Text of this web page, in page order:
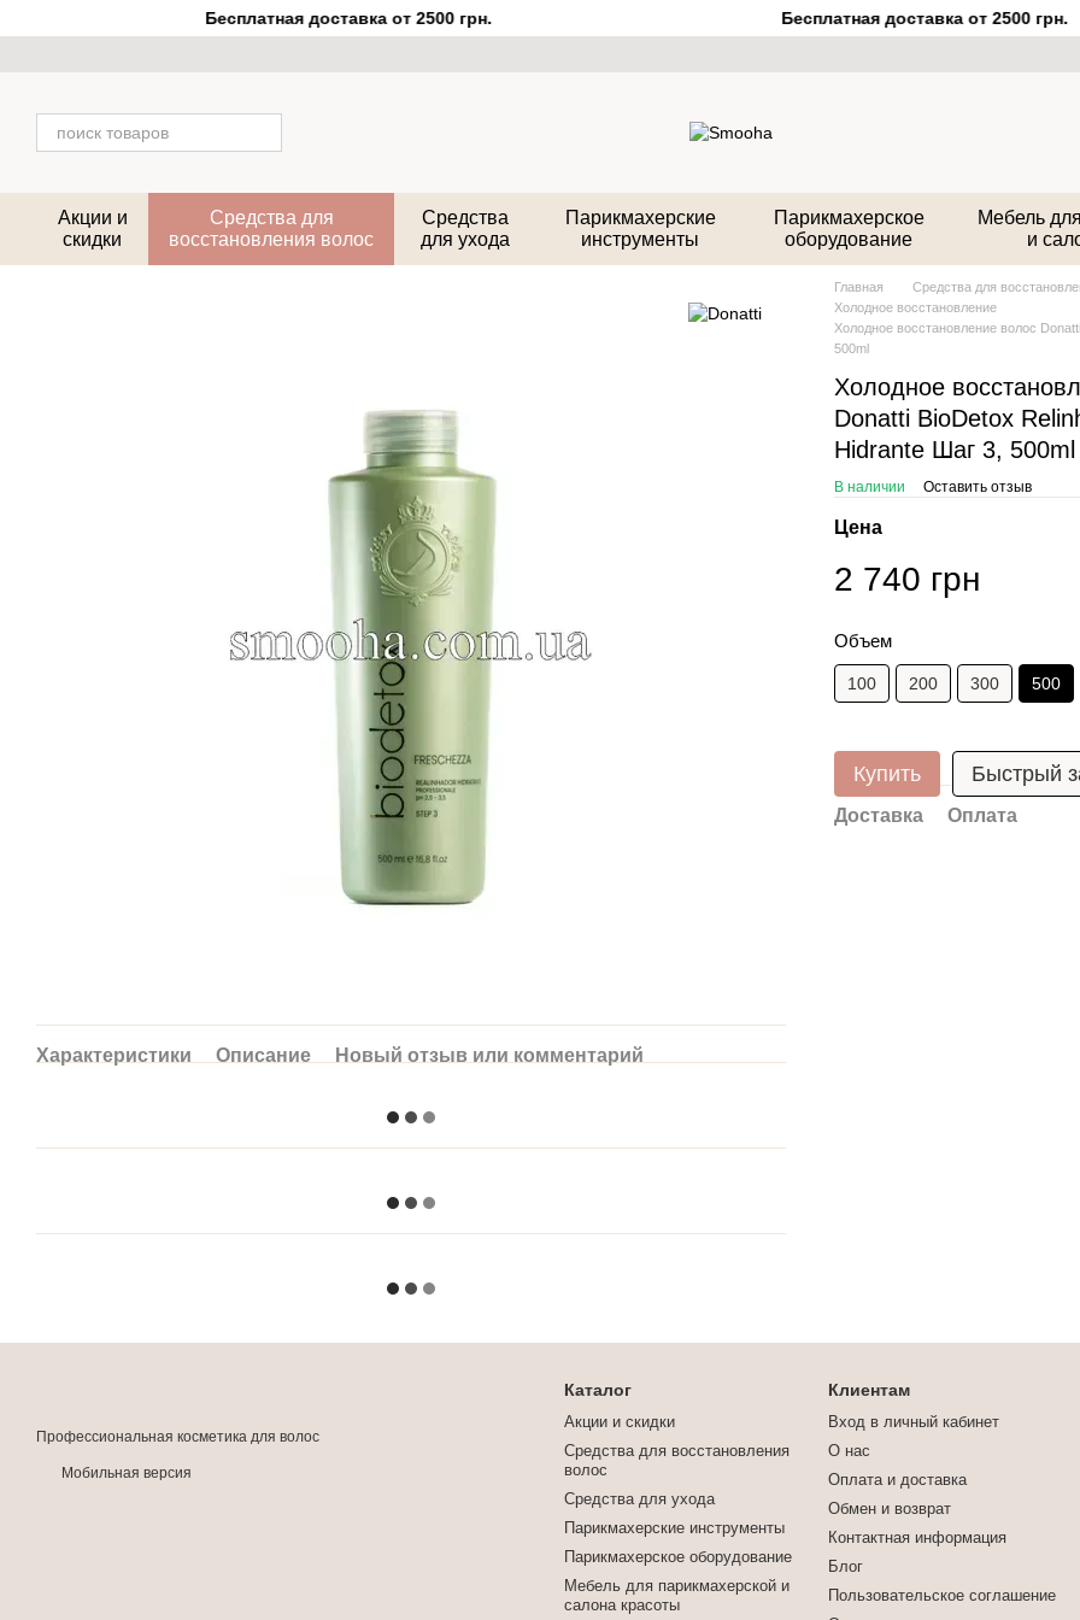
Перейти к основному контентуБесплатная доставка от 2500 грн. Бесплатная доставка от 2500 грн.
Акции и
скидки
Средства для
восстановления волос
Средства
для ухода
Парикмахерские
инструменты
Парикмахерское
оборудование
Мебель
и
Характеристики Описание Новый отзыв или комментарий
Главная
Средства для
Холодное восстановление
Холодное восстановление волос
500ml
Холодное
Donatti BioDetox
Hidrante Шаг 3, 500ml
В наличии Оставить отзыв
Цена
2 740 грн
Объем
100 200 300 500
Купить Быстрый
Доставка Оплата
Профессиональная косметика для волос
Мобильная версия
Каталог
Акции и скидки
Средства для восстановления
волос
Средства для ухода
Парикмахерские инструменты
Парикмахерское оборудование
Мебель для парикмахерской и
салона красоты
Клиентам
Вход в личный кабинет
О нас
Оплата и доставка
Обмен и возврат
Контактная информация
Блог
Пользовательское соглашение